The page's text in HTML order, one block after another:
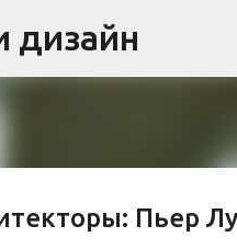
дизайн
стиле модерна
Пьер